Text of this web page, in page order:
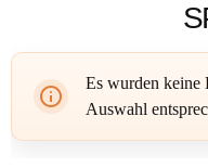
Es wurden keine
Auswahl